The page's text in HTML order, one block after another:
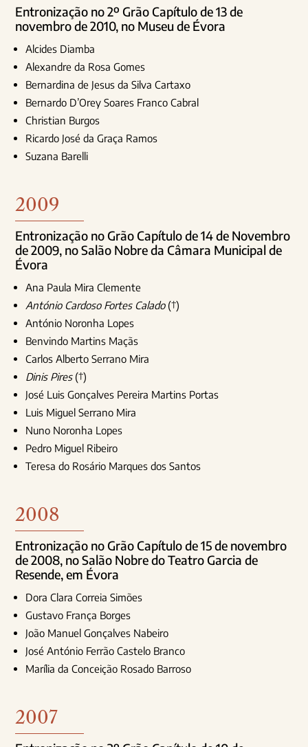
Entronização no 2º Grão Capítulo de 13 de
novembro de 2010, no Museu de Évora
Alcides Diamba
Alexandre da Rosa Gomes
Bernardina de Jesus da Silva Cartaxo
Bernardo D’Orey Soares Franco Cabral
Christian Burgos
Ricardo José da Graça Ramos
Suzana Barelli
2009
Entronização no Grão Capítulo de 14 de Novembro
de 2009, no Salão Nobre da Câmara Municipal de
Évora
Ana Paula Mira Clemente
António Cardoso Fortes Calado(†)
António Noronha Lopes
Benvindo Martins Maçãs
Carlos Alberto Serrano Mira
Dinis Pires(†)
José Luis Gonçalves Pereira Martins Portas
Luis Miguel Serrano Mira
Nuno Noronha Lopes
Pedro Miguel Ribeiro
Teresa do Rosário Marques dos Santos
2008
Entronização no Grão Capítulo de 15 de novembro
de 2008, no Salão Nobre do Teatro Garcia de
Resende, em Évora
Dora Clara Correia Simões
Gustavo França Borges
João Manuel Gonçalves Nabeiro
José António Ferrão Castelo Branco
Marília da Conceição Rosado Barroso
2007